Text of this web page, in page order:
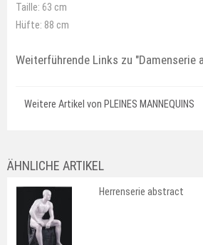
Taille: 63 cm
Hüfte: 88 cm
Weiterführende Links zu "Damenserie
Weitere Artikel von PLEINES MANNEQUINS
ÄHNLICHE ARTIKEL
Herrenserie abstract